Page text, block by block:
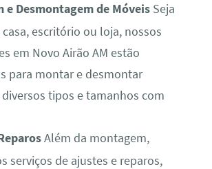
e Desmontagem de MóveisSeja
casa, escritório ou loja, nossos
em Novo Airão AM estão
para montar e desmontar
tipos e tamanhos com
Além da montagem,
serviços de ajustes e reparos,